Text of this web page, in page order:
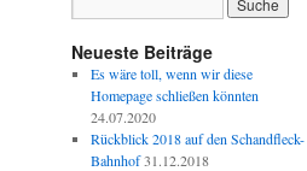
Neueste Beiträge
Es wäre toll, wenn wir diese
Homepage schließen könnten
24.07.2020
Rückblick 2018 auf den Schandfleck-
Bahnhof 31.12.2018